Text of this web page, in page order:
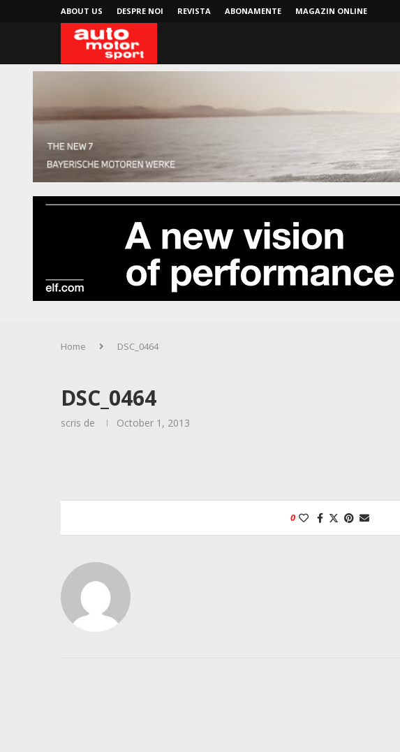
ABOUT US DESPRE NOI REVISTA ABONAMENTE MAGAZIN ONLINE
Home DSC_0464
DSC_0464
scris de October 1, 2013
0